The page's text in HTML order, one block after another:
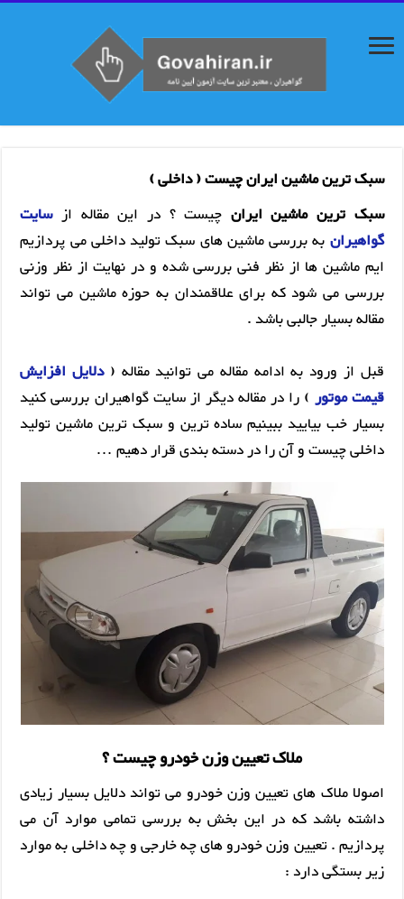
سبک ترین ماشین ایران چیست ( داخلی )
سبک ترین ماشین ایران چیست ؟ در این مقاله ازسایت
گواهیران به بررسی ماشین های سبک تولید داخلی می پردازیم
ایم ماشین ها از نظر فنی بررسی شده و در نهایت از نظر وزنی
بررسی می شود که برای علاقمندان به حوزه ماشین می تواند
مقاله بسیار جالبی باشد .
قبل از ورود به ادامه مقاله می توانید مقاله (دلایل افزایش
قیمت موتور ) را در مقاله دیگر از سایت گواهیران بررسی کنید
بسیار خب بیایید ببینیم ساده ترین و سبک ترین ماشین تولید
داخلی چیست و آن را در دسته بندی قرار دهیم …
ملاک تعیین وزن خودرو چیست ؟
اصولا ملاک های تعیین وزن خودرو می تواند دلایل بسیار زیادی
داشته باشد که در این بخش به بررسی تمامی موارد آن می
پردازیم . تعیین وزن خودرو های چه خارجی و چه داخلی به موارد
زیر بستگی دارد :